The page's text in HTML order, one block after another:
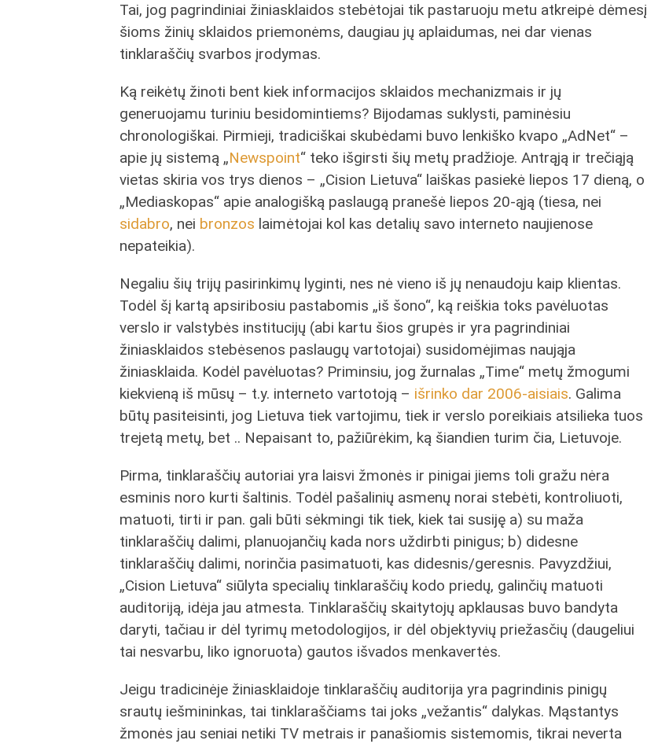
Tai, jog pagrindiniai žiniasklaidos stebėtojai tik pastaruoju metu atkreipė dėmesį
šioms žinių sklaidos priemonėms, daugiau jų aplaidumas, nei dar vienas
tinklaraščių svarbos įrodymas.
Ką reikėtų žinoti bent kiek informacijos sklaidos mechanizmais ir jų
generuojamu turiniu besidomintiems? Bijodamas suklysti, paminėsiu
chronologiškai. Pirmieji, tradiciškai skubėdami buvo lenkiško kvapo „AdNet“ –
apie jų sistemą „Newspoint“ teko išgirsti šių metų pradžioje. Antrąją ir trečiąją
vietas skiria vos trys dienos – „Cision Lietuva“ laiškas pasiekė liepos 17 dieną, o
„Mediaskopas“ apie analogišką paslaugą pranešė liepos 20-ąją (tiesa, nei
sidabro, nei bronzos laimėtojai kol kas detalių savo interneto naujienose
nepateikia).
Negaliu šių trijų pasirinkimų lyginti, nes nė vieno iš jų nenaudoju kaip klientas.
Todėl šį kartą apsiribosiu pastabomis „iš šono“, ką reiškia toks pavėluotas
verslo ir valstybės institucijų (abi kartu šios grupės ir yra pagrindiniai
žiniasklaidos stebėsenos paslaugų vartotojai) susidomėjimas naująja
žiniasklaida. Kodėl pavėluotas? Priminsiu, jog žurnalas „Time“ metų žmogumi
kiekvieną iš mūsų – t.y. interneto vartotoją – išrinko dar 2006-aisiais. Galima
būtų pasiteisinti, jog Lietuva tiek vartojimu, tiek ir verslo poreikiais atsilieka tuos
trejetą metų, bet .. Nepaisant to, pažiūrėkim, ką šiandien turim čia, Lietuvoje.
Pirma, tinklaraščių autoriai yra laisvi žmonės ir pinigai jiems toli gražu nėra
esminis noro kurti šaltinis. Todėl pašalinių asmenų norai stebėti, kontroliuoti,
matuoti, tirti ir pan. gali būti sėkmingi tik tiek, kiek tai susiję a) su maža
tinklaraščių dalimi, planuojančių kada nors uždirbti pinigus; b) didesne
tinklaraščių dalimi, norinčia pasimatuoti, kas didesnis/geresnis. Pavyzdžiui,
„Cision Lietuva“ siūlyta specialių tinklaraščių kodo priedų, galinčių matuoti
auditoriją, idėja jau atmesta. Tinklaraščių skaitytojų apklausas buvo bandyta
daryti, tačiau ir dėl tyrimų metodologijos, ir dėl objektyvių priežasčių (daugeliui
tai nesvarbu, liko ignoruota) gautos išvados menkavertės.
Jeigu tradicinėje žiniasklaidoje tinklaraščių auditorija yra pagrindinis pinigų
srautų iešmininkas, tai tinklaraščiams tai joks „vežantis“ dalykas. Mąstantys
žmonės jau seniai netiki TV metrais ir panašiomis sistemomis, tikrai neverta